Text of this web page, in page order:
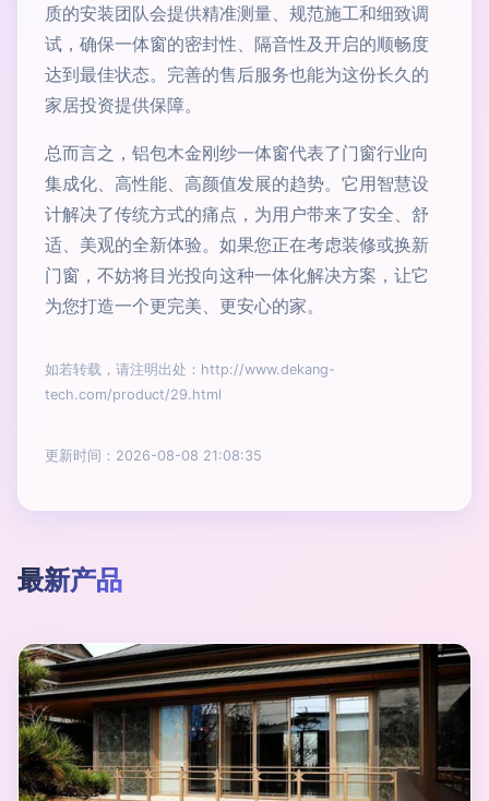
质的安装团队会提供精准测量、规范施工和细致调
试，确保一体窗的密封性、隔音性及开启的顺畅度
达到最佳状态。完善的售后服务也能为这份长久的
家居投资提供保障。
总而言之，铝包木金刚纱一体窗代表了门窗行业向
集成化、高性能、高颜值发展的趋势。它用智慧设
计解决了传统方式的痛点，为用户带来了安全、舒
适、美观的全新体验。如果您正在考虑装修或换新
门窗，不妨将目光投向这种一体化解决方案，让它
为您打造一个更完美、更安心的家。
如若转载，请注明出处：http://www.dekang-
tech.com/product/29.html
更新时间：2026-08-08 21:08:35
最新产品